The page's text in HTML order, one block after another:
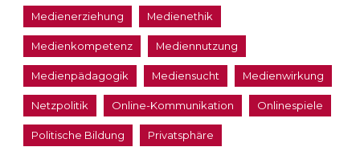
Medienerziehung Medienethik
Medienkompetenz Mediennutzung
Medienpädagogik Mediensucht Medienwirkung
Netzpolitik Online-Kommunikation Onlinespiele
Politische Bildung Privatsphäre